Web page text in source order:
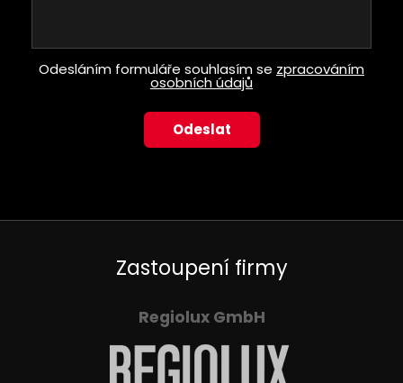
Odesláním formuláře souhlasím se zpracováním
osobních údajů
Zastoupení firmy
Regiolux GmbH